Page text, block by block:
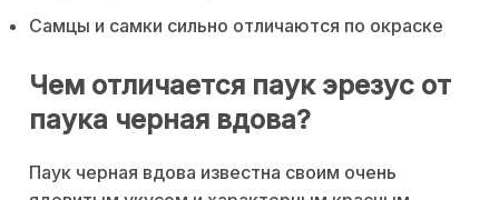
Самцы и самки сильно отличаются по окраске
Чем отличается паук эрезус от
паука черная вдова?
Паук черная вдова известна своим очень